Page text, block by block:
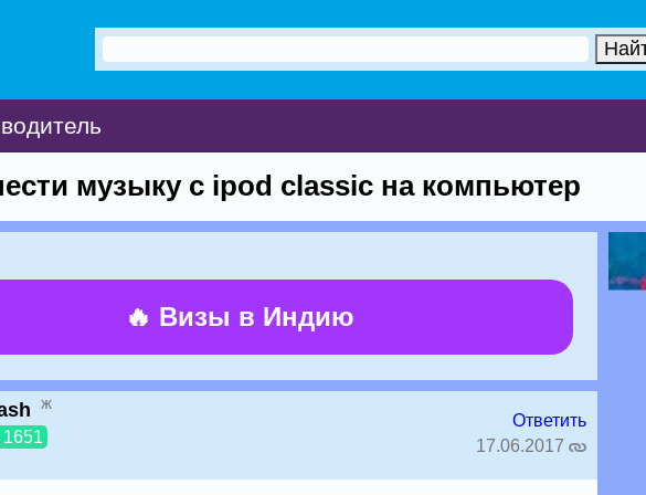
музыку с ipod classic на компьютер
🔥 Визы в Индию
ж
Ответить
17.06.2017